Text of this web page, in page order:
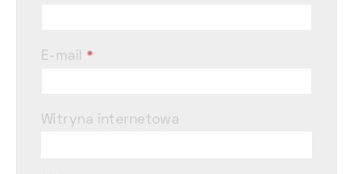
E-mail*
Witryna internetowa